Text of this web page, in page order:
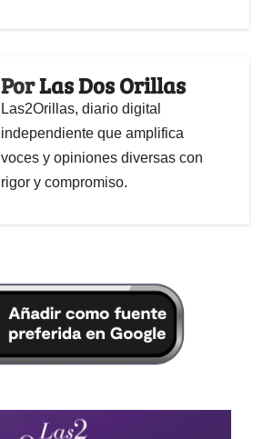
PorLas Dos Orillas
Las2Orillas, diario digital
independiente que amplifica
voces y opiniones diversas con
rigor y compromiso.